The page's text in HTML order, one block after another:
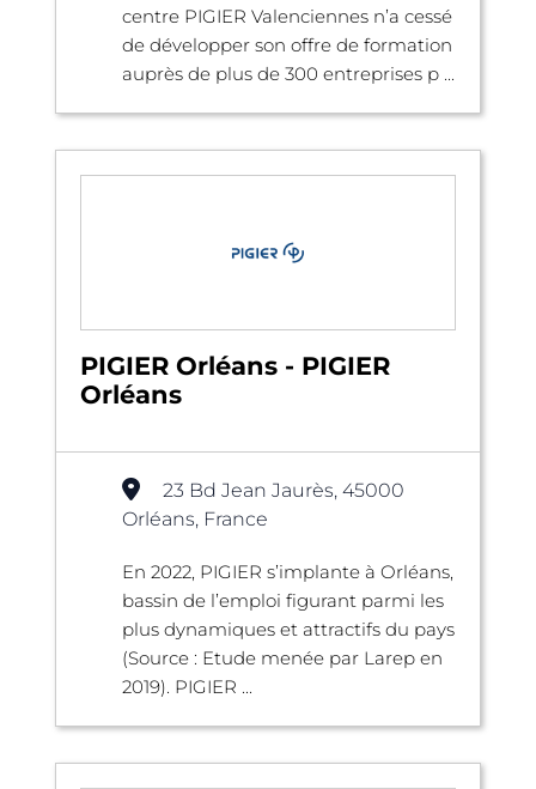
centre PIGIER Valenciennes n’a cessé
de développer son offre de formation
auprès de plus de 300 entreprises p ...
PIGIER Orléans - PIGIER
Orléans
23 Bd Jean Jaurès, 45000
Orléans, France
En 2022, PIGIER s’implante à Orléans,
bassin de l’emploi figurant parmi les
plus dynamiques et attractifs du pays
(Source : Etude menée par Larep en
2019). PIGIER ...